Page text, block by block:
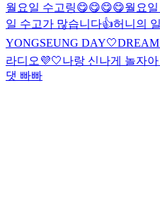
월요일 수고링😋😋😋😋월요
일 수고가 많습니다👍허니의
YONGSEUNG DAY🤍DREAM
라디오💜🤍나랑 신나게 놀자아
댓 빠빠